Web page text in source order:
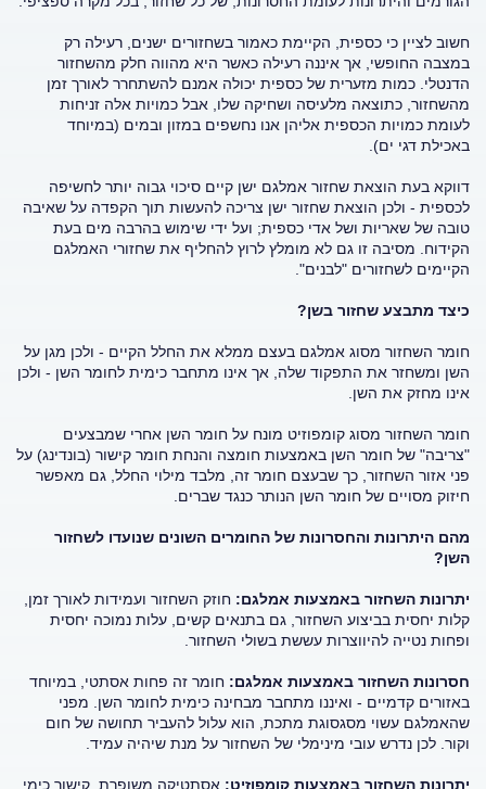
חשוב לציין כי כספית, הקיימת כאמור בשחזורים ישנים, רעילה רק
במצבה החופשי, אך איננה רעילה כאשר היא מהווה חלק מהשחזור
הדנטלי. כמות מזערית של כספית יכולה אמנם להשתחרר לאורך זמן
מהשחזור, כתוצאה מלעיסה ושחיקה שלו, אבל כמויות אלה זניחות
לעומת כמויות הכספית אליהן אנו נחשפים במזון ובמים (במיוחד
באכילת דגי ים).
דווקא בעת הוצאת שחזור אמלגם ישן קיים סיכוי גבוה יותר לחשיפה
לכספית - ולכן הוצאת שחזור ישן צריכה להעשות תוך הקפדה על שאיבה
טובה של שאריות ושל אדי כספית; ועל ידי שימוש בהרבה מים בעת
הקידוח. מסיבה זו גם לא מומלץ לרוץ להחליף את שחזורי האמלגם
הקיימים לשחזורים "לבנים".
כיצד מתבצע שחזור בשן?
חומר השחזור מסוג אמלגם בעצם ממלא את החלל הקיים - ולכן מגן על
השן ומשחזר את התפקוד שלה, אך אינו מתחבר כימית לחומר השן - ולכן
אינו מחזק את השן.
חומר השחזור מסוג קומפוזיט מונח על חומר השן אחרי שמבצעים
"צריבה" של חומר השן באמצעות חומצה והנחת חומר קישור (בונדינג) על
פני אזור השחזור, כך שבעצם חומר זה, מלבד מילוי החלל, גם מאפשר
חיזוק מסויים של חומר השן הנותר כנגד שברים.
מהם היתרונות והחסרונות של החומרים השונים שנועדו לשחזור
השן?
יתרונות השחזור באמצעות אמלגם: חוזק השחזור ועמידות לאורך זמן,
קלות יחסית בביצוע השחזור, גם בתנאים קשים, עלות נמוכה יחסית
ופחות נטייה להיווצרות עששת בשולי השחזור.
חסרונות השחזור באמצעות אמלגם: חומר זה פחות אסתטי, במיוחד
באזורים קדמיים - ואיננו מתחבר מבחינה כימית לחומר השן. מפני
שהאמלגם עשוי מסגסוגת מתכת, הוא עלול להעביר תחושה של חום
וקור. לכן נדרש עובי מינימלי של השחזור על מנת שיהיה עמיד.
יתרונות השחזור באמצעות קומפוזיט: אסתטיקה משופרת, קישור כימי